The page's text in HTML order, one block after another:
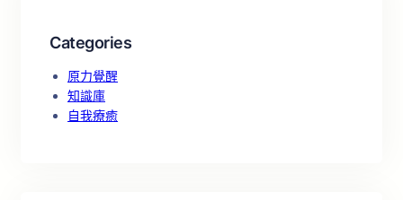
Categories
原力覺醒
知識庫
自我療癒